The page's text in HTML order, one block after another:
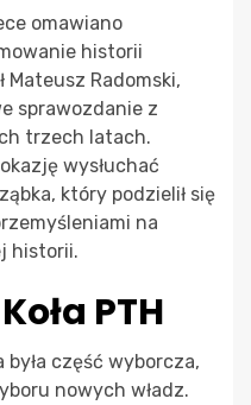
omawiano
historii
Mateusz Radomski,
sprawozdanie z
trzech latach.
wysłuchać
który podzielił się
na
historii.
PTH
część wyborcza,
nowych władz.